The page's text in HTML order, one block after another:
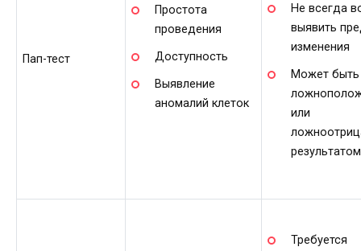
Пап-тест
Простота
проведения
Доступность
Выявление
аномалий клеток
Не всегда
выявить
изменения
Может быть
или
результатом
Требуется